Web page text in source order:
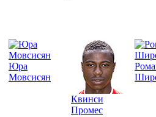
Юра
Мовсисян
Квинси
Промес